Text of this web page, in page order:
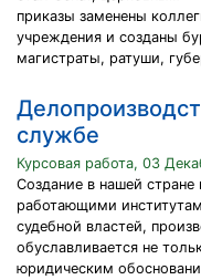
приказы заменены
учреждения и созданы
магистраты, ратуши,
службе
Курсовая работа, 03
Создание в нашей стране
работающими
судебной властей,
обуславливается не
юридическим